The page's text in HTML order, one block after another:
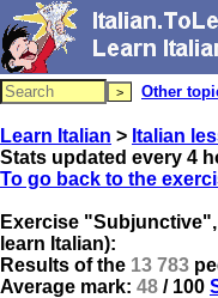
Other
Learn Italian > Italian
Stats updated every 4
To go back to the
Exercise
learn Italian):
Results of the 13 783
Average mark: 48 / 100